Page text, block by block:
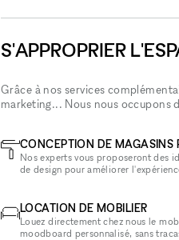
S'APPROPRIER
Grâce à nos services
marketing... Nous nous occupons
CONCEPTION DE MAGASINS
Nos experts vous proposeront des
de design pour améliorer
LOCATION DE MOBILIER
Louez directement chez nous le
moodboard personnalisé, sans